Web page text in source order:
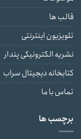
قالب ها
تلویزیون اینترنتی
نشریه الکترونیکی پندار
کتابخانه دیجیتال سراب
تماس با ما
برچسب ها